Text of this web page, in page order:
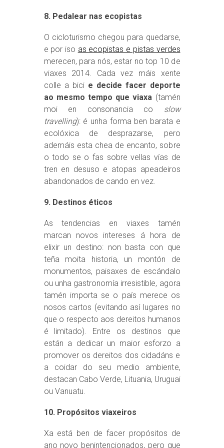
8. Pedalear nas ecopistas
O cicloturismo chegou para quedarse,
e por iso as ecopistas e pistas verdes
merecen, para nós, estar no top 10 de
viaxes 2014. Cada vez máis xente
colle a bici e decide facer deporte
ao mesmo tempo que viaxa (tamén
moi en consonancia co slow
travelling): é unha forma ben barata e
ecolóxica de desprazarse, pero
ademáis esta chea de encanto, sobre
o todo se o fas sobre vellas vías de
tren en desuso e atopas apeadeiros
abandonados de cando en vez.
9. Destinos éticos
As tendencias en viaxes tamén
marcan novos intereses á hora de
elixir un destino: non basta con que
teña moita historia, un montón de
monumentos, paisaxes de escándalo
ou unha gastronomía irresistible, agora
tamén importa se o país merece os
nosos cartos (evitando así lugares no
que o respecto aos dereitos humanos
é limitado). Entre os destinos que
están a dedicar un maior esforzo a
promover os dereitos dos cidadáns e
a coidar do seu medio ambiente,
destacan Cabo Verde, Lituania, Uruguai
ou Vanuatu.
10. Propósitos viaxeiros
Xa está ben de facer propósitos de
ano novo benintencionados, pero que